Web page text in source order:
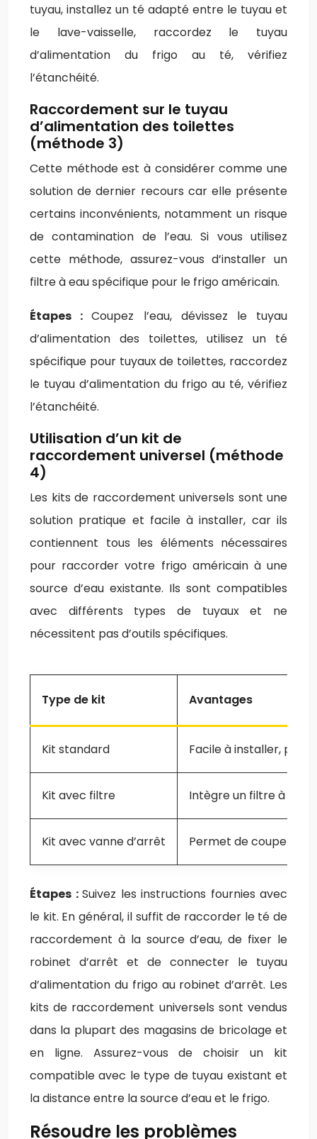
tuyau, installez un té adapté entre le tuyau et
le lave-vaisselle, raccordez le tuyau
d’alimentation du frigo au té, vérifiez
l’étanchéité.
Raccordement sur le tuyau
d’alimentation des toilettes
(méthode 3)
Cette méthode est à considérer comme une
solution de dernier recours car elle présente
certains inconvénients, notamment un risque
de contamination de l’eau. Si vous utilisez
cette méthode, assurez-vous d’installer un
filtre à eau spécifique pour le frigo américain.
Étapes :Coupez l’eau, dévissez le tuyau
d’alimentation des toilettes, utilisez un té
spécifique pour tuyaux de toilettes, raccordez
le tuyau d’alimentation du frigo au té, vérifiez
l’étanchéité.
Utilisation d’un kit de
raccordement universel (méthode
4)
Les kits de raccordement universels sont une
solution pratique et facile à installer, car ils
contiennent tous les éléments nécessaires
pour raccorder votre frigo américain à une
source d’eau existante. Ils sont compatibles
avec différents types de tuyaux et ne
nécessitent pas d’outils spécifiques.
Type de kit Avantages
Kit standard Facile à installer, prix
Kit avec filtre Intègre un filtre à eau,
Kit avec vanne d’arrêt Permet de couper
Étapes : Suivez les instructions fournies avec
le kit. En général, il suffit de raccorder le té de
raccordement à la source d’eau, de fixer le
robinet d’arrêt et de connecter le tuyau
d’alimentation du frigo au robinet d’arrêt. Les
kits de raccordement universels sont vendus
dans la plupart des magasins de bricolage et
en ligne. Assurez-vous de choisir un kit
compatible avec le type de tuyau existant et
la distance entre la source d’eau et le frigo.
Résoudre les problèmes